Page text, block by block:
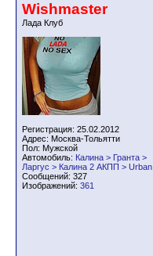
Wishmaster
Лада Клуб
Регистрация: 25.02.2012
Адрес: Москва-Тольятти
Пол: Мужской
Автомобиль: Калина > Гранта >
Ларгус > Калина 2 АКПП > Urban
Сообщений: 327
Изображений: 361